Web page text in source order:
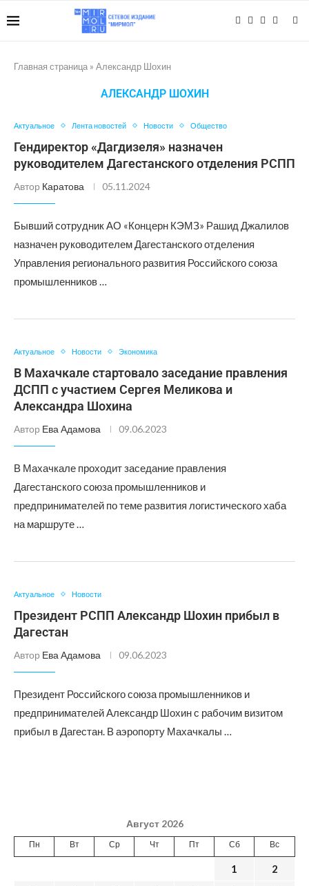
Главная страница » Александр Шохин
АЛЕКСАНДР ШОХИН
Актуальное Лента новостей Новости Общество
Гендиректор «Дагдизеля» назначен
руководителем Дагестанского отделения РСПП
Автор Каратова 05.11.2024
Бывший сотрудник АО «Концерн КЭМЗ» Рашид Джалилов
назначен руководителем Дагестанского отделения
Управления регионального развития Российского союза
промышленников …
Актуальное Новости Экономика
В Махачкале стартовало заседание правления
ДСПП с участием Сергея Меликова и
Александра Шохина
Автор Ева Адамова 09.06.2023
В Махачкале проходит заседание правления
Дагестанского союза промышленников и
предпринимателей по теме развития логистического хаба
на маршруте …
Актуальное Новости
Президент РСПП Александр Шохин прибыл в
Дагестан
Автор Ева Адамова 09.06.2023
Президент Российского союза промышленников и
предпринимателей Александр Шохин с рабочим визитом
прибыл в Дагестан. В аэропорту Махачкалы …
Август 2026
Пн Вт Ср Чт Пт Сб Вс
1
2